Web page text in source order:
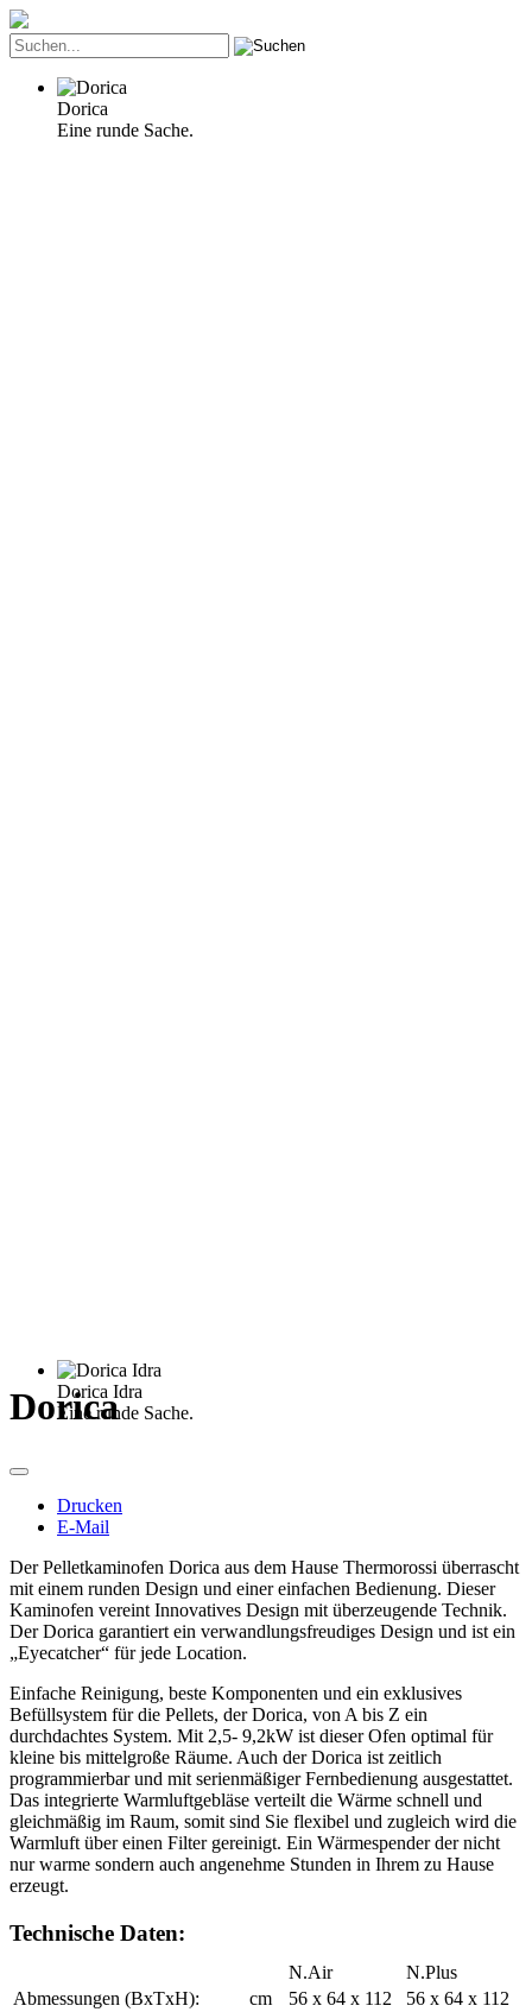
Dorica
Eine runde Sache.
Dorica Idra
Eine runde Sache.
Dorica
Drucken
E-Mail
Der Pelletkaminofen Dorica aus dem Hause Thermorossi überrascht
mit einem runden Design und einer einfachen Bedienung. Dieser
Kaminofen vereint Innovatives Design mit überzeugende Technik.
Der Dorica garantiert ein verwandlungsfreudiges Design und ist ein
„Eyecatcher“ für jede Location.
Einfache Reinigung, beste Komponenten und ein exklusives
Befüllsystem für die Pellets, der Dorica, von A bis Z ein
durchdachtes System. Mit 2,5- 9,2kW ist dieser Ofen optimal für
kleine bis mittelgroße Räume. Auch der Dorica ist zeitlich
programmierbar und mit serienmäßiger Fernbedienung ausgestattet.
Das integrierte Warmluftgebläse verteilt die Wärme schnell und
gleichmäßig im Raum, somit sind Sie flexibel und zugleich wird die
Warmluft über einen Filter gereinigt. Ein Wärmespender der nicht
nur warme sondern auch angenehme Stunden in Ihrem zu Hause
erzeugt.
Technische Daten:
N.Air
N.Plus
Abmessungen (BxTxH):
cm 56 x 64 x 112
56 x 64 x 112